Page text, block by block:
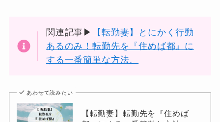
関連記事▶
【転勤妻】とにかく行動
あるのみ！転勤先を『住めば都』に
する一番簡単な方法。
あわせて読みたい
【転勤妻】転勤先を『住めば